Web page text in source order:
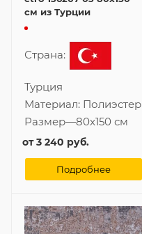
см из Турции
Страна:
Турция
Материал: Полиэстер
Размер—80x150 см
от3 240 руб.
Подробнее